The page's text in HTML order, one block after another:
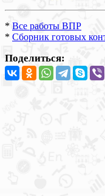
* Все работы ВПР
* Сборник готовых
Поделиться: